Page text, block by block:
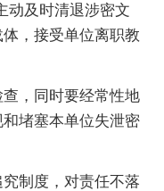
及时清退涉密文
，接受单位离职教
，同时要经常性地
堵塞本单位失泄密
制度，对责任不落